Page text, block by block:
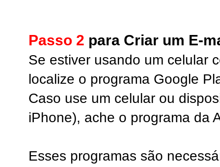
Passo 2 para Criar um E-
Se estiver usando um celular
localize o programa Google
Caso use um celular ou
iPhone), ache o programa da
Esses programas são